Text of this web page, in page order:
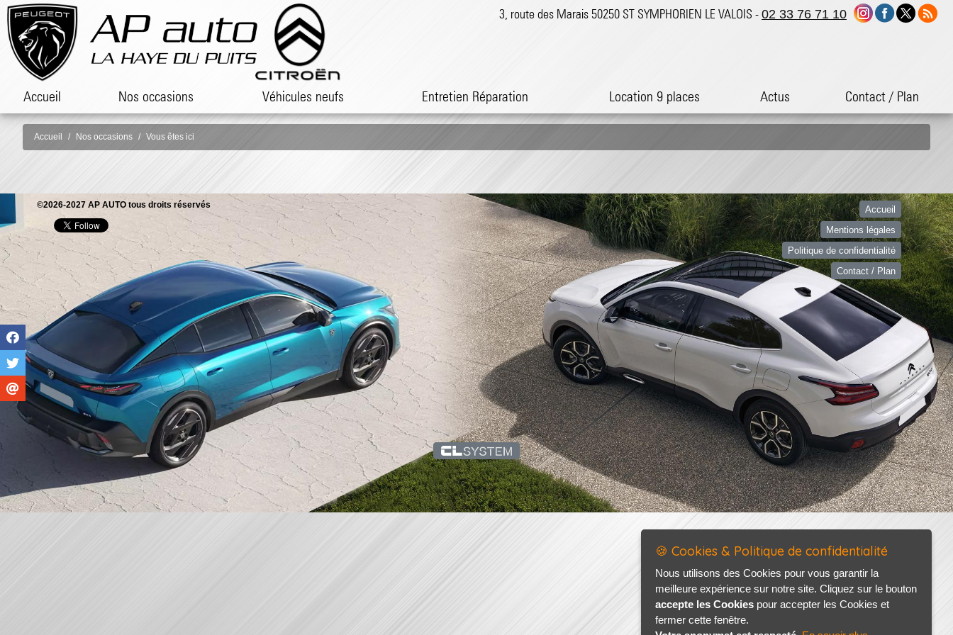
Accueil Nos occasions Véhicules neufs Entretien Réparation Location 9 places Actus Contact / Plan
3, route des Marais 50250 ST SYMPHORIEN LE VALOIS - 02 33 76 71 10
Accueil Nos occasions Vous êtes ici
©2026-2027 AP AUTO tous droits réservés
Accueil
Mentions légales
Politique de confidentialité
Contact / Plan
🍪 Cookies & Politique de confidentialité
Nous utilisons des Cookies pour vous garantir la
meilleure expérience sur notre site. Cliquez sur le bouton
accepte les Cookies pour accepter les Cookies et
fermer cette fenêtre.